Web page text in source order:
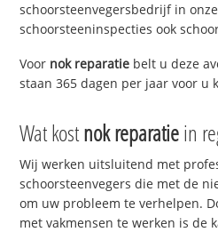
schoorsteenvegersbedrijf in
schoorsteeninspecties ook
Voor nok reparatie belt u deze
staan 365 dagen per jaar voor u
Wat kostnok reparatiein
Wij werken uitsluitend met
schoorsteenvegers die met de
om uw probleem te verhelpen.
met vakmensen te werken is de